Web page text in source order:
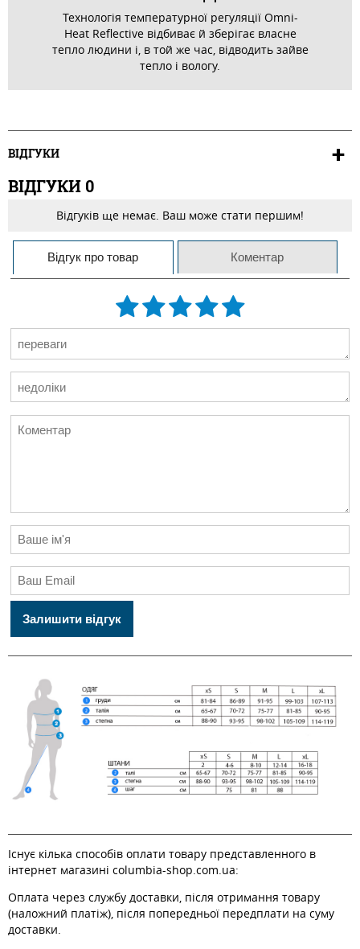
Технологія температурної регуляції Omni-
Heat Reflective відбиває й зберігає власне
тепло людини і, в той же час, відводить зайве
тепло і вологу.
ВІДГУКИ
ВІДГУКИ 0
Відгуків ще немає. Ваш може стати першим!
Відгук про товар Коментар
Залишити відгук
Існує кілька способів оплати товару представленного в
інтернет магазині columbia-shop.com.ua:
Оплата через службу доставки, після отримання товару
(наложний платіж), після попередньої передплати на суму
доставки.